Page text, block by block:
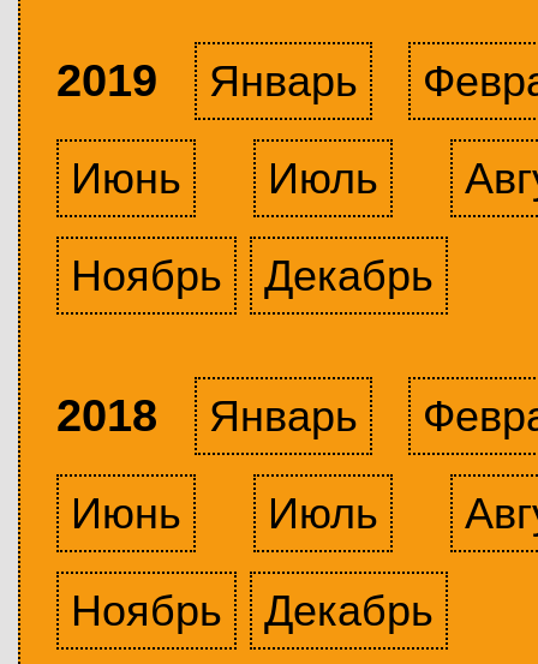
2019 Январь
Июнь
Июль
Ноябрь
Декабрь
2018 Январь
Июнь
Июль
Ноябрь
Декабрь